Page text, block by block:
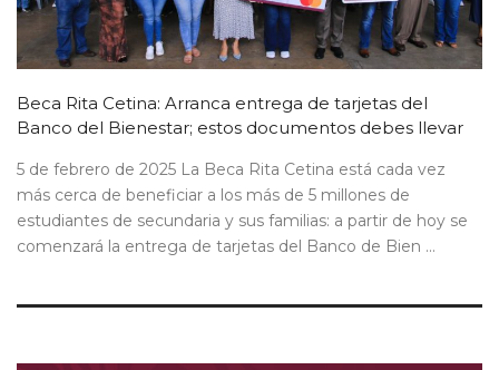
Beca Rita Cetina: Arranca entrega de tarjetas del
Banco del Bienestar; estos documentos debes llevar
5 de febrero de 2025 La Beca Rita Cetina está cada vez
más cerca de beneficiar a los más de 5 millones de
estudiantes de secundaria y sus familias: a partir de hoy se
comenzará la entrega de tarjetas del Banco de Bien ...